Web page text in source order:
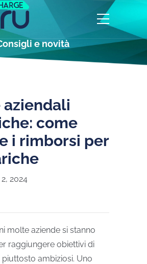
e novità
come
i rimborsi per
2024
molte aziende si stanno
raggiungere obiettivi di
ambiziosi. Uno